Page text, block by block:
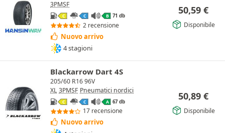
3PMSF
C C B 71 db
2 recensione
Nuovo arrivo
4 stagioni
50,59 €
Disponibile
Blackarrow Dart 4S
205/60 R16 96V
XL 3PMSF Pneumatici nordici
C C A 67 db
17 recensione
Nuovo arrivo
50,89 €
Disponibile